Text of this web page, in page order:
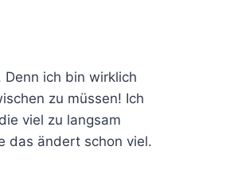
ich bin wirklich
zu müssen! Ich
viel zu langsam
das ändert schon viel.